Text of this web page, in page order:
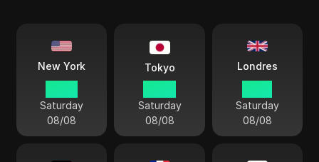
New York
Saturday
08/08
Tokyo
Saturday
08/08
Londres
Saturday
08/08